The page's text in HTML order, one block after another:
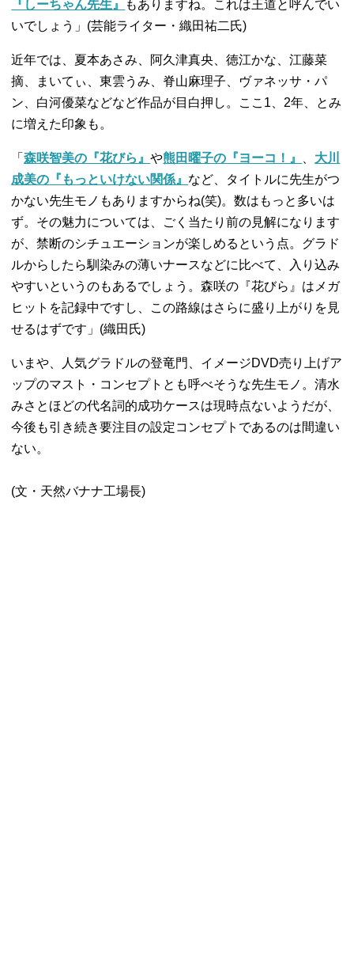
『しーちゃん先生 』
もありますね。これは王道と呼んでい
いでしょう」(芸能ライター・織田祐二氏)
近年では、夏本あさみ、阿久津真央、徳江かな、江藤菜
摘、まいてぃ、東雲うみ、脊山麻理子、ヴァネッサ・パ
ン、白河優菜などなど作品が目白押し。ここ1、2年、とみ
に増えた印象も。
「森咲智美の『花びら』や熊田曜子の『ヨーコ！』
大川
成美の『もっといけない関係』 など、タイトルに先生がつ
かない先生モノもありますからね(笑)。数はもっと多いは
ず。その魅力については、ごく当たり前の見解になります
が、禁断のシチュエーションが楽しめるという点。グラド
ルからしたら馴染みの薄いナースなどに比べて、入り込み
やすいというのもあるでしょう。森咲の『花びら』はメガ
ヒットを記録中ですし、この路線はさらに盛り上がりを見
せるはずです」(織田氏)
いまや、人気グラドルの登竜門、イメージDVD売り上げア
ップのマスト・コンセプトとも呼べそうな先生モノ。清水
みさとほどの代名詞的成功ケースは現時点ないようだが、
今後も引き続き要注目の設定コンセプトであるのは間違い
ない。
(文・天然バナナ工場長)